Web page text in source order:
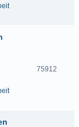
75912